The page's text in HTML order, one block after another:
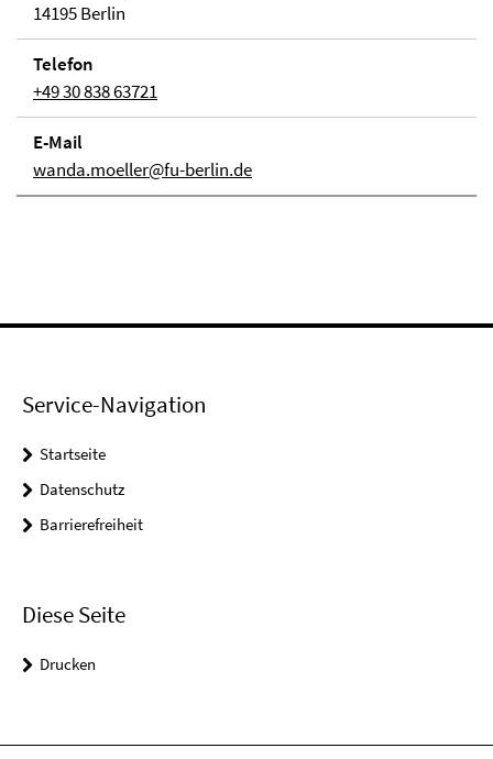
14195 Berlin
Telefon
+49 30 838 63721
E-Mail
wanda.moeller@fu-berlin.de
Service-Navigation
Startseite
Datenschutz
Barrierefreiheit
Diese Seite
Drucken